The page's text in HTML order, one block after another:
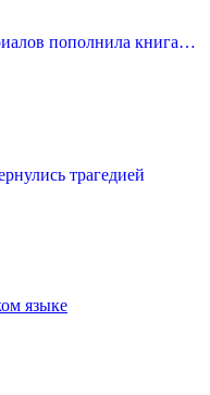
пополнила книга…
трагедией
языке